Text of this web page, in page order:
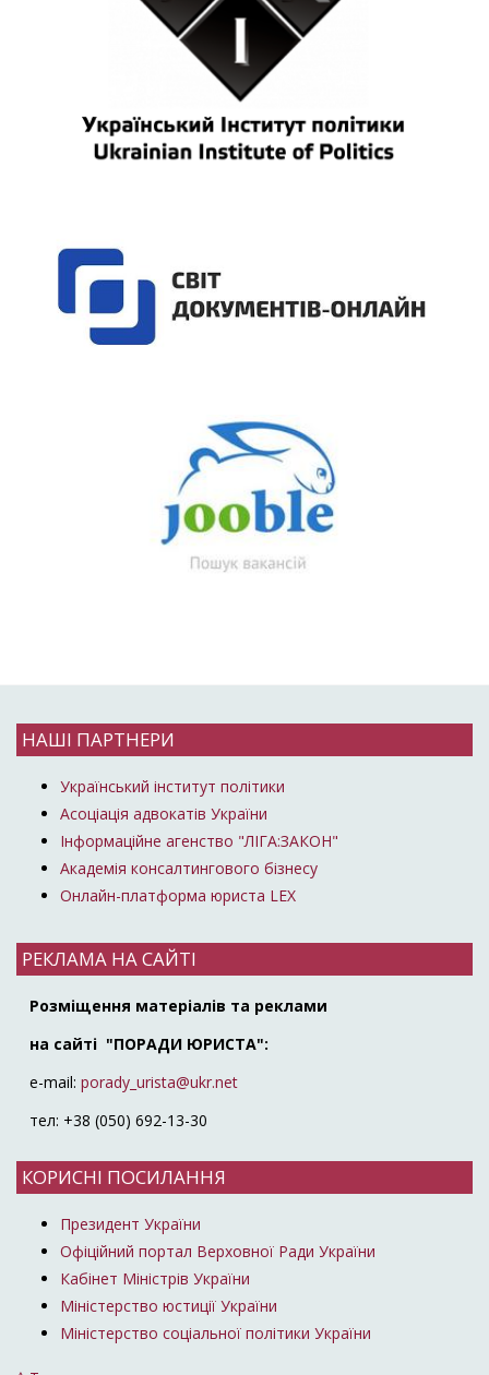
НАШІ ПАРТНЕРИ
Український інститут політики
Асоціація адвокатів України
Інформаційне агенство "ЛІГА:ЗАКОН"
Академія консалтингового бізнесу
Онлайн-платформа юриста LEX
РЕКЛАМА НА САЙТІ
Розміщення матеріалів та реклами
на сайті "ПОРАДИ ЮРИСТА":
e-mail: porady_urista@ukr.net
тел: +38 (050) 692-13-30
КОРИСНІ ПОСИЛАННЯ
Президент України
Офіційний портал Верховної Ради України
Кабінет Міністрів України
Міністерство юстиції України
Міністерство соціальної політики України